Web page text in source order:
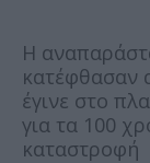
Η
κατέφθασαν
έγινε στο
για τα 100
καταστροφή